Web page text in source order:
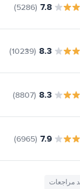
7.8
(5286)
8.3
(10239)
8.3
(8807)
7.9
(6965)
مراجعات